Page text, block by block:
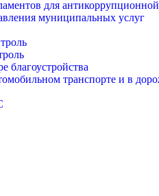
для
муниципальных услуг
благоустройства
транспорте и в